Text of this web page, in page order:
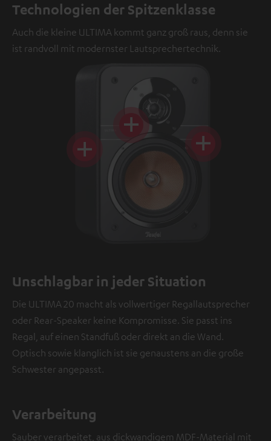
Technologien der Spitzenklasse
Auch die kleine ULTIMA kommt ganz groß raus, denn sie
ist randvoll mit modernster Lautsprechertechnik.
Unschlagbar in jeder Situation
Die ULTIMA 20 macht als vollwertiger Regallautsprecher
oder Rear-Speaker keine Kompromisse. Sie passt ins
Regal, auf einen Standfuß oder direkt an die Wand.
Optisch sowie klanglich ist sie genaustens an die große
Schwester angepasst.
Verarbeitung
Sauber verarbeitet, aus dickwandigem MDF-Material mit